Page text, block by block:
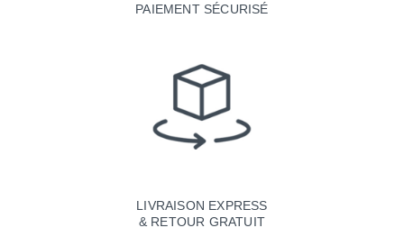
PAIEMENT SÉCURISÉ
LIVRAISON EXPRESS
& RETOUR GRATUIT